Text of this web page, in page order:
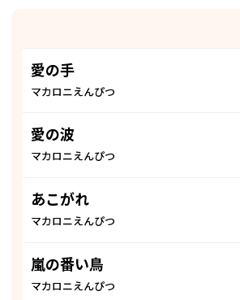
愛の手
マカロニえんぴつ
愛の波
マカロニえんぴつ
あこがれ
マカロニえんぴつ
嵐の番い鳥
マカロニえんぴつ